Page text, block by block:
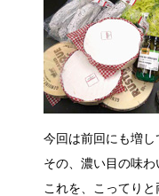
今回は前回にも増
その、濃い目の味わ
これを、こってりと